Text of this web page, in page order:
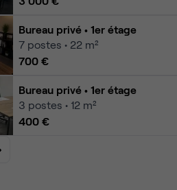
Bureau privé • 1er étage
7 postes • 22 m²
700 €
Bureau privé • 1er étage
3 postes • 12 m²
400 €